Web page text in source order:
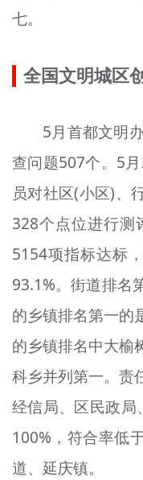
七。
全国文明城区
5月首都文明
查问题507个。5
员对社区(小区)、
328个点位进行测
5154项指标达标
93.1%。街道排名
的乡镇排名第一的
的乡镇排名中大榆
科乡并列第一。责
经信局、区民政
100%，符合率低
道、延庆镇。